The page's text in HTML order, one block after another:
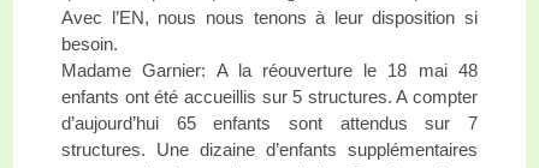
Avec l’EN, nous nous tenons à leur disposition si
besoin.
Madame Garnier: A la réouverture le 18 mai 48
enfants ont été accueillis sur 5 structures. A compter
d’aujourd’hui 65 enfants sont attendus sur 7
structures. Une dizaine d’enfants supplémentaires